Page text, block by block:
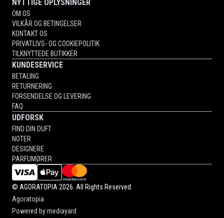
NYTTIGE OPLYSNINGER
OM OS
VILKÅR OG BETINGELSER
KONTAKT OS
PRIVATLIVS- OG COOKIEPOLITIK
TILKNYTTEDE BUTIKKER
KUNDESERVICE
BETALING
RETURNERING
FORSENDELSE OG LEVERING
FAQ
UDFORSK
FIND DIN DUFT
NOTER
DESIGNERE
PARFUMØRER
© AGORATOPIA 2026. All Rights Reserved.
Agoratopia
Powered bymediayard